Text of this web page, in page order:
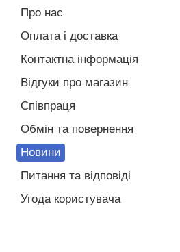
Про нас
Оплата і доставка
Контактна інформація
Відгуки про магазин
Співпраця
Обмін та повернення
Новини
Питання та відповіді
Угода користувача